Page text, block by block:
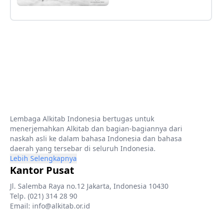
Lembaga Alkitab Indonesia bertugas untuk
menerjemahkan Alkitab dan bagian-bagiannya dari
naskah asli ke dalam bahasa Indonesia dan bahasa
daerah yang tersebar di seluruh Indonesia.
Lebih Selengkapnya
Kantor Pusat
Jl. Salemba Raya no.12 Jakarta, Indonesia 10430
Telp. (021) 314 28 90
Email: info@alkitab.or.id